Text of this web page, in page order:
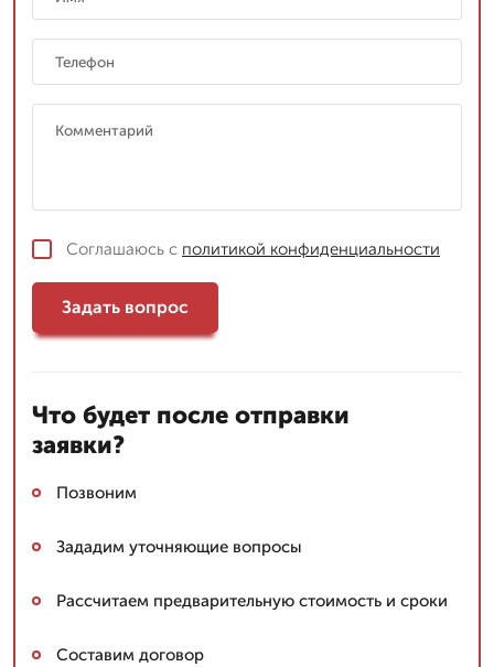
Соглашаюсь с политикой конфиденциальности
Задать вопрос
Что будет после отправки
заявки?
Позвоним
Зададим уточняющие вопросы
Рассчитаем предварительную стоимость и сроки
Составим договор